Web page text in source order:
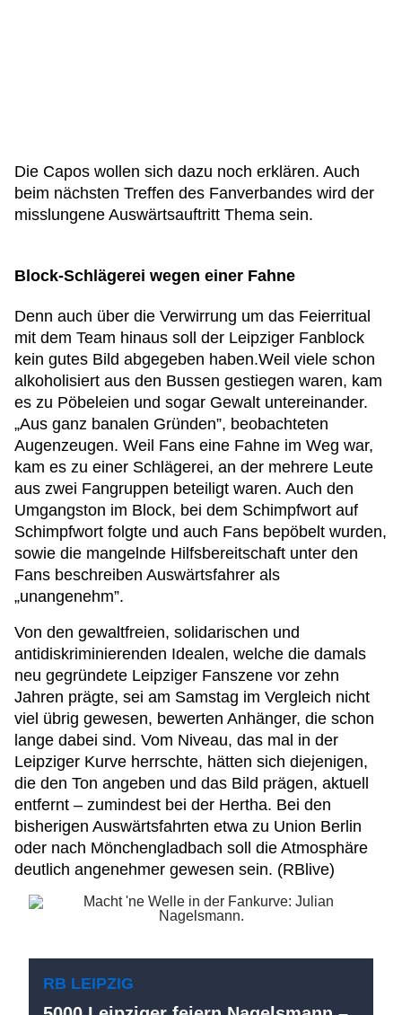
Die Capos wollen sich dazu noch erklären. Auch
beim nächsten Treffen des Fanverbandes wird der
misslungene Auswärtsauftritt Thema sein.
Block-Schlägerei wegen einer Fahne
Denn auch über die Verwirrung um das Feierritual
mit dem Team hinaus soll der Leipziger Fanblock
kein gutes Bild abgegeben haben.Weil viele schon
alkoholisiert aus den Bussen gestiegen waren, kam
es zu Pöbeleien und sogar Gewalt untereinander.
„Aus ganz banalen Gründen”, beobachteten
Augenzeugen. Weil Fans eine Fahne im Weg war,
kam es zu einer Schlägerei, an der mehrere Leute
aus zwei Fangruppen beteiligt waren. Auch den
Umgangston im Block, bei dem Schimpfwort auf
Schimpfwort folgte und auch Fans bepöbelt wurden,
sowie die mangelnde Hilfsbereitschaft unter den
Fans beschreiben Auswärtsfahrer als
„unangenehm”.
Von den gewaltfreien, solidarischen und
antidiskriminierenden Idealen, welche die damals
neu gegründete Leipziger Fanszene vor zehn
Jahren prägte, sei am Samstag im Vergleich nicht
viel übrig gewesen, bewerten Anhänger, die schon
lange dabei sind. Vom Niveau, das mal in der
Leipziger Kurve herrschte, hätten sich diejenigen,
die den Ton angeben und das Bild prägen, aktuell
entfernt – zumindest bei der Hertha. Bei den
bisherigen Auswärtsfahrten etwa zu Union Berlin
oder nach Mönchengladbach soll die Atmosphäre
deutlich angenehmer gewesen sein. (RBlive)
RB LEIPZIG